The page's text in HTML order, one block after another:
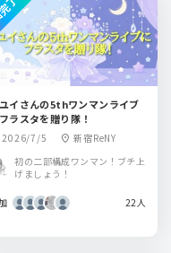
イさんの5thワンマンライブ
ラスタを贈り隊！
2026/7/5 location_on 新宿ReNY
初の二部構成ワンマン！ブチ上
げましょう！
22人
了